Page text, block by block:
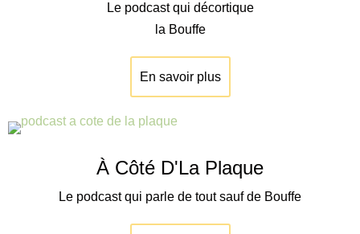
Le podcast qui décortique
la Bouffe
En savoir plus
À Côté D'La Plaque
Le podcast qui parle de tout sauf de Bouffe